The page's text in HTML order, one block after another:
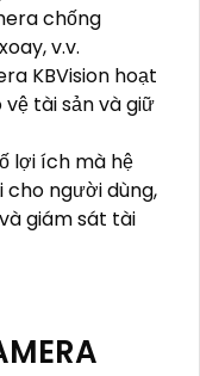
chống
v.v.
KBVision hoạt
tài sản và giữ
lợi ích mà hệ
cho người dùng,
giám sát tài